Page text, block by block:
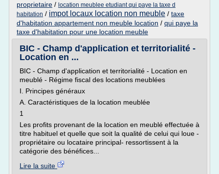
proprietaire / location meublee etudiant qui paye la taxe d
habitation / impot locaux location non meuble / taxe
d'habitation appartement non meuble location / qui paye la
taxe d'habitation pour une location meuble
BIC - Champ d'application et territorialité -
Location en ...
BIC - Champ d'application et territorialité - Location en
meublé - Régime fiscal des locations meublées
I. Principes généraux
A. Caractéristiques de la location meublée
1
Les profits provenant de la location en meublé effectuée à
titre habituel et quelle que soit la qualité de celui qui loue -
propriétaire ou locataire principal- ressortissent à la
catégorie des bénéfices...
Lire la suite